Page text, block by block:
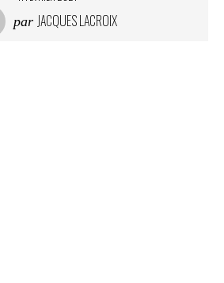
par JACQUES LACROIX